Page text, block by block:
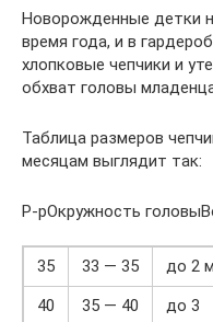
Новорожденные детки
время года, и в
хлопковые чепчики и
обхват головы
Таблица размеров
месяцам выглядит так:
Р-рОкружность
35 33 — 35
до 2
40
35 — 40
до 3